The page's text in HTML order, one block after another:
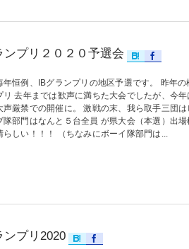
ンプリ２０２０予選会
年恒例、IBグランプリの地区予選です。 昨年の
リ 去年までは歓声に満ちた大会でしたが、今年
声厳禁での開催に。 激戦の末、我ら取手三団は
隊部門はなんと５台全員 が県大会（本選）出場
らしい！！！ （ちなみにボーイ隊部門は...
ンプリ2020